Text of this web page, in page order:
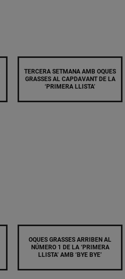
TERCERA SETMANA AMB OQUES
GRASSES AL CAPDAVANT DE LA
‘PRIMERA LLISTA’
OQUES GRASSES ARRIBEN AL
NÚMERO 1 DE LA ‘PRIMERA
LLISTA’ AMB ‘BYE BYE’